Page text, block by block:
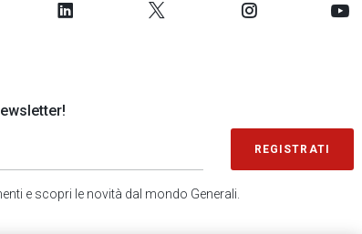
REGISTRATI
e scopri le novità dal mondo Generali.